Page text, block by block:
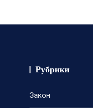
Рубрики
Закон